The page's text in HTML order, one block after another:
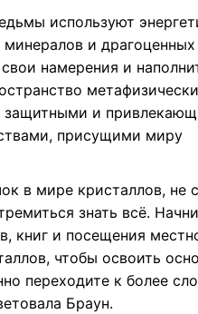
используют
и
намерения и
защитными и
присущими миру
в мире кристаллов, не
знать всё.
книг и посещения
чтобы освоить
переходите к более
Браун.